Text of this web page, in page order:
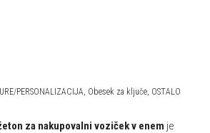
PERSONALIZACIJA, Obesek za ključe, OSTALO
za nakupovalni voziček v enem je